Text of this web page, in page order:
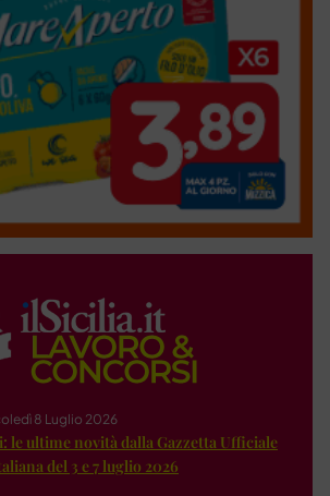
8 Luglio 2026
le ultime novità dalla Gazzetta Ufficiale
del 3 e 7 luglio 2026